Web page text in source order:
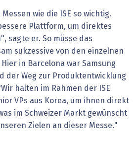
wie die ISE so wichtig.
Plattform, um direktes
sagte er. So müsse das
sukzessive von den einzelnen
in Barcelona war Samsung
der Weg zur Produktentwicklung
halten im Rahmen der ISE
VPs aus Korea, um ihnen direkt
im Schweizer Markt gewünscht
Zielen an dieser Messe."